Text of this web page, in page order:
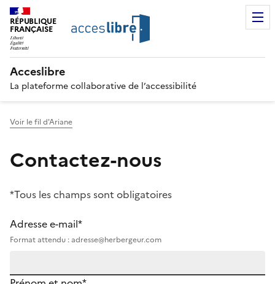
RÉPUBLIQUE
FRANÇAISE
Acceslibre
La plateforme collaborative de l’accessibilité
Voir le fil d'Ariane
Contactez-nous
*Tous les champs sont obligatoires
Adresse e-mail*
Format attendu : adresse@herbergeur.com